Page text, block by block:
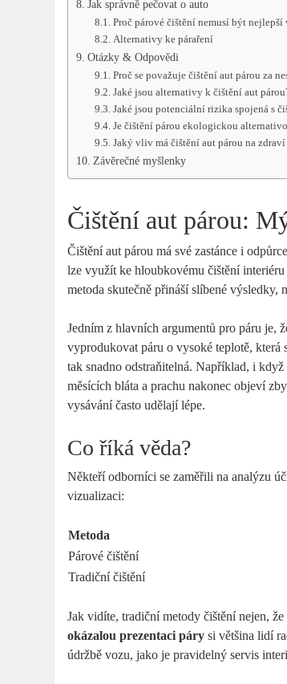
Jak správně pečovat o auto
Proč párové čištění nemusí být nejlepší
Alternativy ke páraření
Otázky & Odpovědi
Proč se považuje čištění aut párou za
Jaké jsou alternativy k čištění aut
Jaké jsou potenciální rizika spojená s
Je čištění párou ekologickou
Jaký vliv má čištění aut párou na
Závěrečné myšlenky
Čištění aut párou:
Čištění aut párou má své zastánce i
lze využít ke hloubkovému čištění
metoda skutečně přináší slíbené výsledky,
Jedním z hlavních argumentů pro páru je,
vyprodukovat páru o vysoké teplotě,
tak snadno odstraňitelná. Například, i když
měsících bláta a prachu nakonec objeví
vysávání často udělají lépe.
Co říká věda?
Někteří odborníci se zaměřili na analýzu
vizualizaci:
Metoda
Párové čištění
Tradiční čištění
Jak vidíte, tradiční metody čištění nejen,
okázalou prezentaci páry si většina lidí
údržbě vozu, jako je pravidelný servis